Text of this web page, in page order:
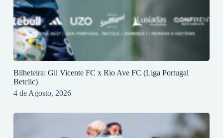
Bilheteira: Gil Vicente FC x Rio Ave FC (Liga Portugal
Betclic)
4 de Agosto, 2026